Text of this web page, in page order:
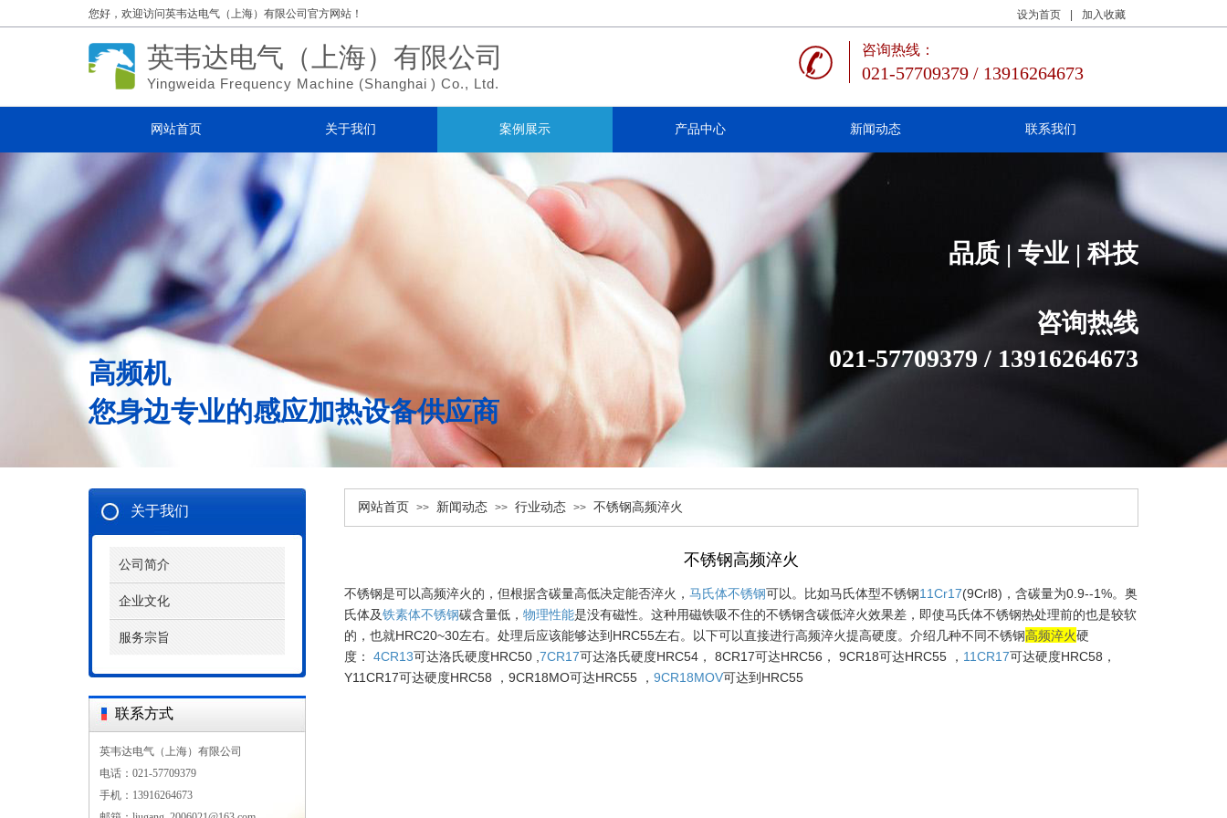
设为首页 加入收藏
网站首页 关于我们 案例展示 产品中心 新闻动态 联系我们
您好，欢迎访问英韦达电气（上海）有限公司官方网站！
咨询热线：
021-57709379 / 13916264673
英韦达电气（上海）有限公司
Yingweida Frequency Machine (Shanghai ) Co., Ltd.
品质 | 专业 | 科技
高频机
您身边专业的感应加热设备供应商
咨询热线
021-57709379 / 13916264673
网站首页 >> 新闻动态 >> 行业动态 >> 不锈钢高频淬火
关于我们
公司简介
企业文化
服务宗旨
不锈钢高频淬火
不锈钢是可以高频淬火的，但根据含碳量高低决定能否淬火， 马氏体不锈钢可以。比如马氏体型不锈钢11Cr17(9Crl8) ，含碳量为0.9--1%。奥
氏体及铁素体不锈钢碳含量低， 物理性能是没有磁性。这种用磁铁吸不住的不锈钢含碳低淬火效果差，即使马氏体不锈钢热处理前的也是较软
的，也就HRC20~30左右。处理后应该能够达到 HRC55左右。以下可以直接进行高频淬火提高硬度。介绍几种不同不锈钢高频淬火硬
度：
4CR13可达洛氏硬度HRC50 , 7CR17可达洛氏硬度HRC54 ， 8CR17可达HRC56 ， 9CR18可达HRC55 ， 11CR17可达硬度HRC58 ，
Y11CR17可达硬度HRC58 ， 9CR18MO可达HRC55 ， 9CR18MOV可达到 HRC55
联系方式
英韦达电气（上海）有限公司
电话：021-57709379
手机：13916264673